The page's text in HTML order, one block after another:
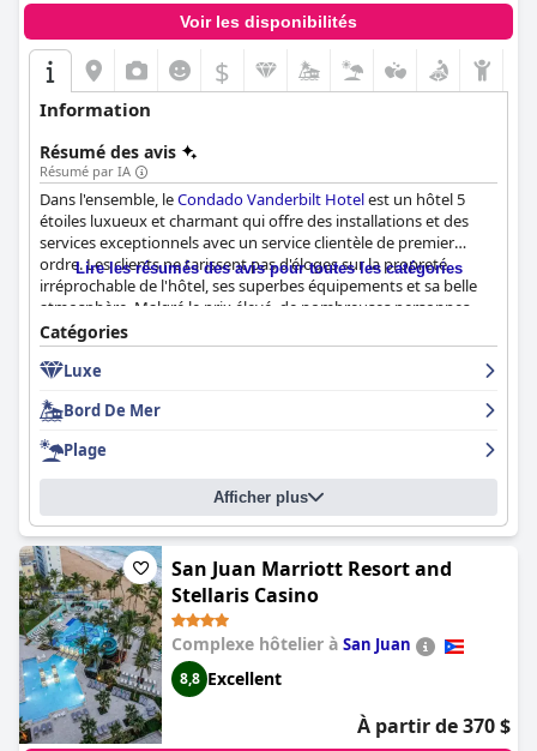
Voir les disponibilités
$
Information
Résumé des avis
Résumé par IA
Dans l'ensemble, leCondado Vanderbilt Hotelest un hôtel 5
étoiles luxueux et charmant qui offre des installations et des
services exceptionnels avec un service clientèle de premier
ordre. Les clients ne tarissent pas d'éloges sur la propreté
irréprochable de l'hôtel, ses superbes équipements et sa belle
atmosphère. Malgré le prix élevé, de nombreuses personnes
ont déclaré que l'hôtel valait chaque centime et qu'il s'agissait
du meilleur hôtel qu'elles aient jamais connu. Que vous
appréciiez la cuisine délicieuse ou les vues à couper le souffle,
style. Réserver un séjour au
must pour tous ceux qui souhaitent vivre une expérience
magique et indulgente à Porto Rico.
Lire les résumés des avis pour toutes les catégories
Catégories
Luxe
Bord De Mer
Plage
Afficher plus
San Juan Marriott Resort and
Stellaris Casino
Complexe hôtelier à San Juan
8,8 Excellent
À partir de 370 $